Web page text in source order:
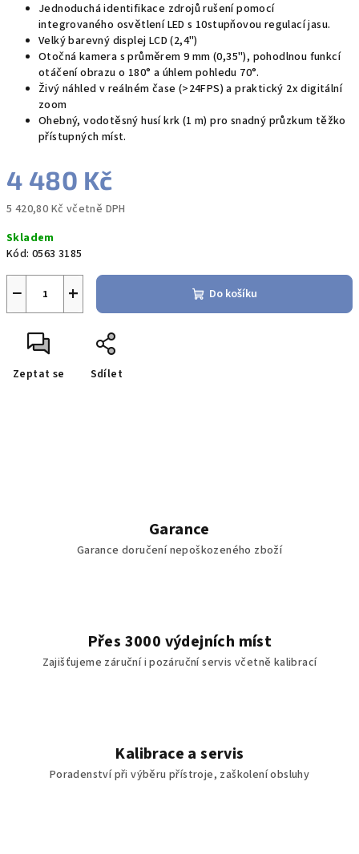
Jednoduchá identifikace zdrojů rušení pomocí
integrovaného osvětlení LED s 10stupňovou regulací jasu.
Velký barevný displej LCD (2,4")
Otočná kamera s průměrem 9 mm (0,35"), pohodlnou funkcí
otáčení obrazu o 180° a úhlem pohledu 70°.
Živý náhled v reálném čase (>24FPS) a praktický 2x digitální
zoom
Ohebný, vodotěsný husí krk (1 m) pro snadný průzkum těžko
přístupných míst.
4 480 Kč
5 420,80 Kč včetně DPH
cena:
Skladem
Kód: 0563 3185
+
− Do košíku
Zeptat se Sdílet
Garance
Garance doručení nepoškozeného zboží
Přes 3000 výdejních míst
Zajišťujeme záruční i pozáruční servis včetně kalibrací
Kalibrace a servis
Poradenství při výběru přístroje, zaškolení obsluhy